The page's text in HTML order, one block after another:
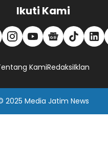
Ikuti Kami
KamiRedaksiIklan
2025 Media Jatim News